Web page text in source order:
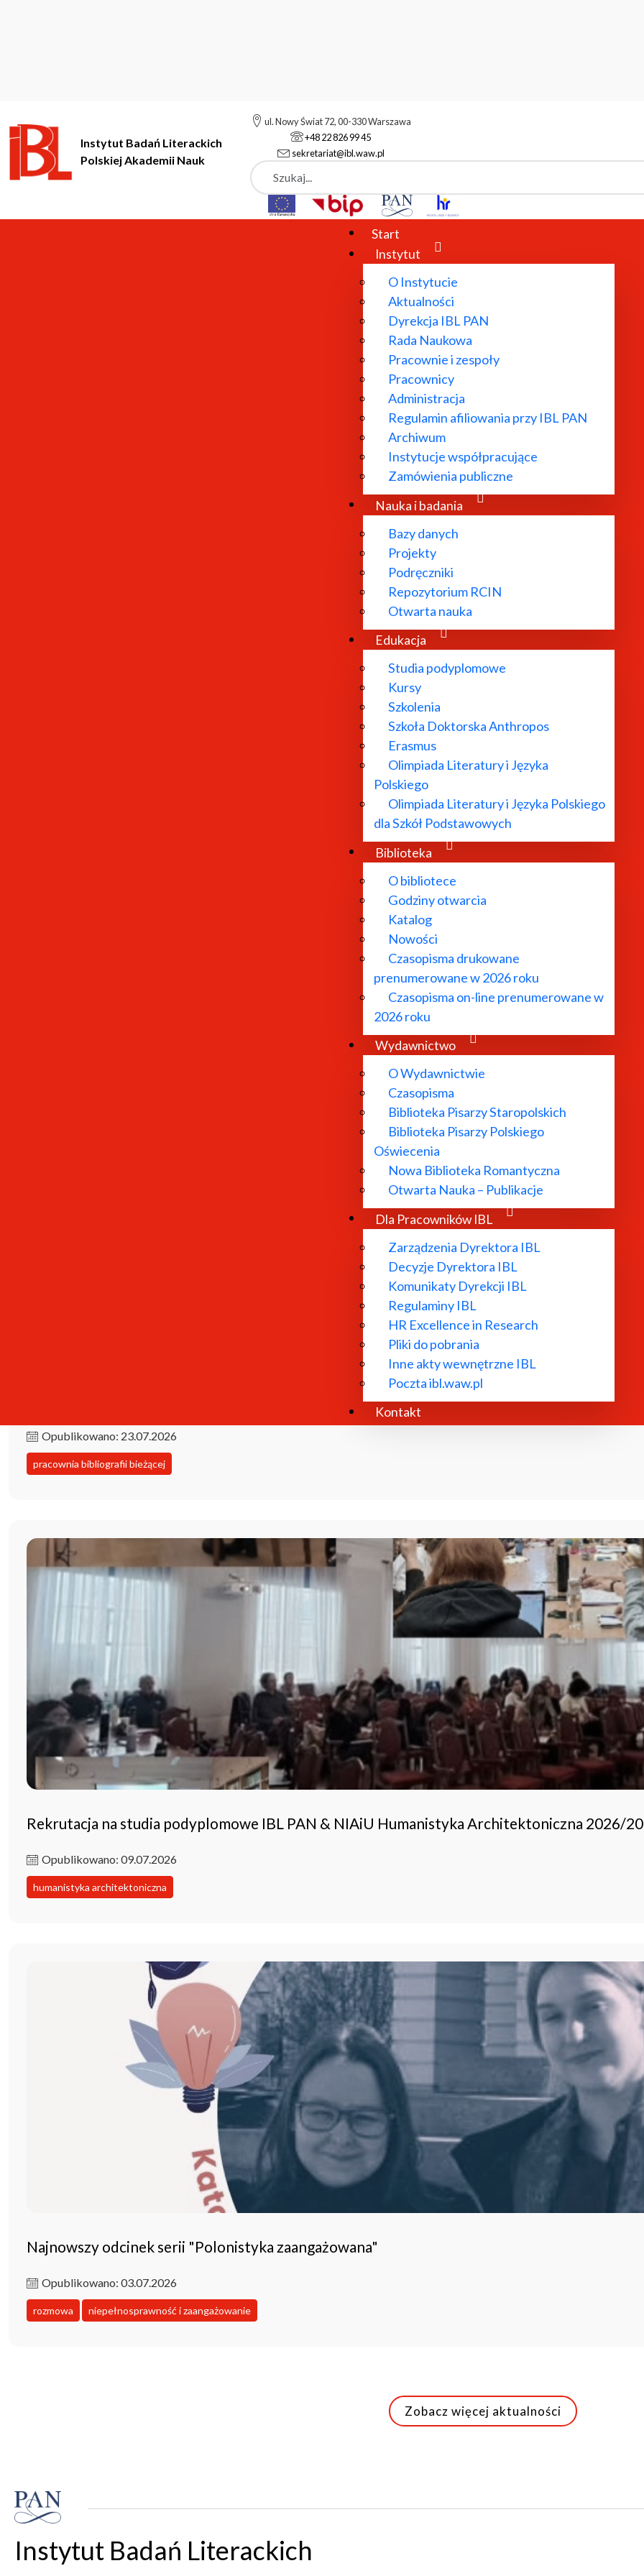
Instytut Badań Literackich
Polskiej Akademii Nauk
ul. Nowy Świat 72, 00-330 Warszawa
+48 22 826 99 45
sekretariat@ibl.waw.pl
Szukaj
Start
Instytut
O Instytucie
Aktualności
Dyrekcja IBL PAN
Rada Naukowa
Pracownie i zespoły
Pracownicy
Administracja
Regulamin afiliowania przy IBL PAN
Archiwum
Instytucje współpracujące
Zamówienia publiczne
Nauka i badania
Bazy danych
Projekty
Podręczniki
Repozytorium RCIN
Otwarta nauka
Edukacja
Studia podyplomowe
Kursy
Szkolenia
Szkoła Doktorska Anthropos
Erasmus
Olimpiada Literatury i Języka
Polskiego
Olimpiada Literatury i Języka Polskiego
dla Szkół Podstawowych
Biblioteka
O bibliotece
Godziny otwarcia
Katalog
Nowości
Czasopisma drukowane
prenumerowane w 2026 roku
Czasopisma on-line prenumerowane w
2026 roku
Wydawnictwo
O Wydawnictwie
Czasopisma
Biblioteka Pisarzy Staropolskich
Biblioteka Pisarzy Polskiego
Oświecenia
Nowa Biblioteka Romantyczna
Otwarta Nauka – Publikacje
Dla Pracowników IBL
Zarządzenia Dyrektora IBL
Decyzje Dyrektora IBL
Komunikaty Dyrekcji IBL
Regulaminy IBL
HR Excellence in Research
Pliki do pobrania
Inne akty wewnętrzne IBL
Poczta ibl.waw.pl
Kontakt
Instytut Badań Literackich PAN został powołany w
prowadzonych w Instytucie jest historia literatury
polskiej, a także rozbudowane prace bibliograficzne i
dokumentacyjne, leksykograficzne oraz edytorskie.
Opublikowano: 23.07.2026
pracownia bibliografii bieżącej
Rekrutacja na studia podyplomowe IBL PAN & NIAiU Humanistyka Architektoniczna 2026/
Opublikowano: 09.07.2026
humanistyka architektoniczna
Najnowszy odcinek serii "Polonistyka zaangażowana"
Opublikowano: 03.07.2026
rozmowa niepełnosprawność i zaangażowanie
Zobacz więcej aktualności
Instytut Badań Literackich